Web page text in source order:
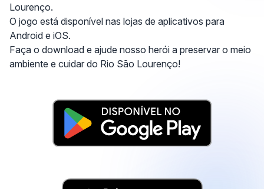
Lourenço.
O jogo está disponível nas lojas de aplicativos para
Android e iOS.
Faça o download e ajude nosso herói a preservar o meio
ambiente e cuidar do Rio São Lourenço!